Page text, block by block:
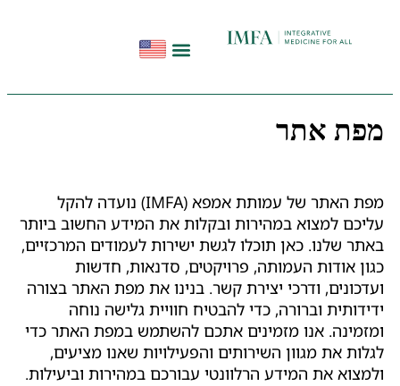
אתר
מפת האתר של עמותת אמפא (IMFA) נועדה להקל
למצוא במהירות ובקלות את המידע החשוב ביותר
שלנו. כאן תוכלו לגשת ישירות לעמודים המרכזיים,
אודות העמותה, פרויקטים, סדנאות, חדשות
ודרכי יצירת קשר. בנינו את מפת האתר בצורה
וברורה, כדי להבטיח חוויית גלישה נוחה
אנו מזמינים אתכם להשתמש במפת האתר כדי
את מגוון השירותים והפעילויות שאנו מציעים,
את המידע הרלוונטי עבורכם במהירות וביעילות.